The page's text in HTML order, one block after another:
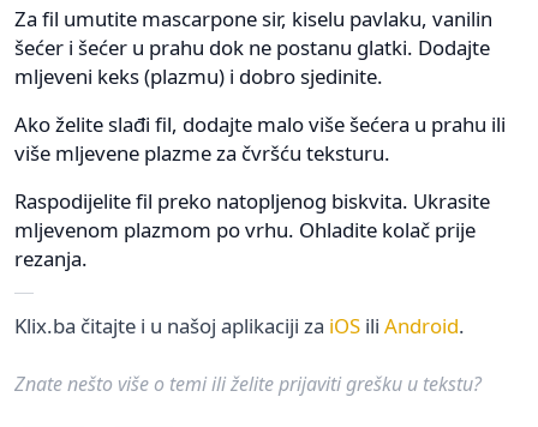
Za fil umutite mascarpone sir, kiselu pavlaku, vanilin
šećer i šećer u prahu dok ne postanu glatki. Dodajte
mljeveni keks (plazmu) i dobro sjedinite.
Ako želite slađi fil, dodajte malo više šećera u prahu ili
više mljevene plazme za čvršću teksturu.
Raspodijelite fil preko natopljenog biskvita. Ukrasite
mljevenom plazmom po vrhu. Ohladite kolač prije
rezanja.
Klix.ba čitajte i u našoj aplikaciji za iOS ili Android.
Znate nešto više o temi ili želite prijaviti grešku u tekstu?